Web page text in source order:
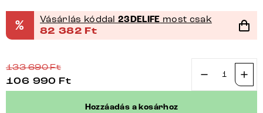
% Vásárlás kóddal23DELIFE most csak
82 382 Ft
133 690Ft
106 990 Ft
Étkezőszék
Hozzáadás a kosárhoz